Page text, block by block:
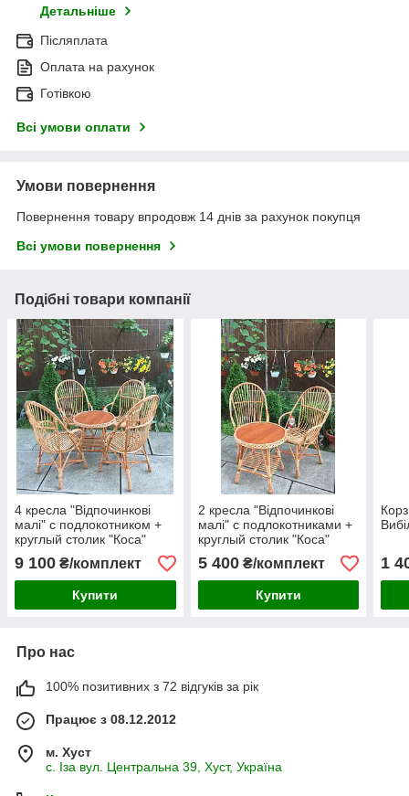
Детальніше
Післяплата
Оплата на рахунок
Готівкою
Всі умови оплати
Умови повернення
Повернення товару впродовж 14 днів за рахунок покупця
Всі умови повернення
Подібні товари компанії
4 кресла "Відпочинкові
малі" с подлокотником +
круглый столик "Коса"
9 100 ₴/комплект
Купити
2 кресла "Відпочинкові
малі" с подлокотниками +
круглый столик "Коса"
5 400₴/комплект
Купити
1
Про нас
100% позитивних з 72 відгуків за рік
Працює з 08.12.2012
м. Хуст
с. Іза вул. Центральна 39, Хуст, Україна